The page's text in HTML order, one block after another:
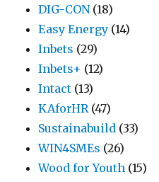
DIG-CON(18)
Easy Energy (14)
Inbets (29)
Inbets+ (12)
Intact (13)
KAforHR (47)
Sustainabuild (33)
WIN4SMEs (26)
Wood for Youth (15)